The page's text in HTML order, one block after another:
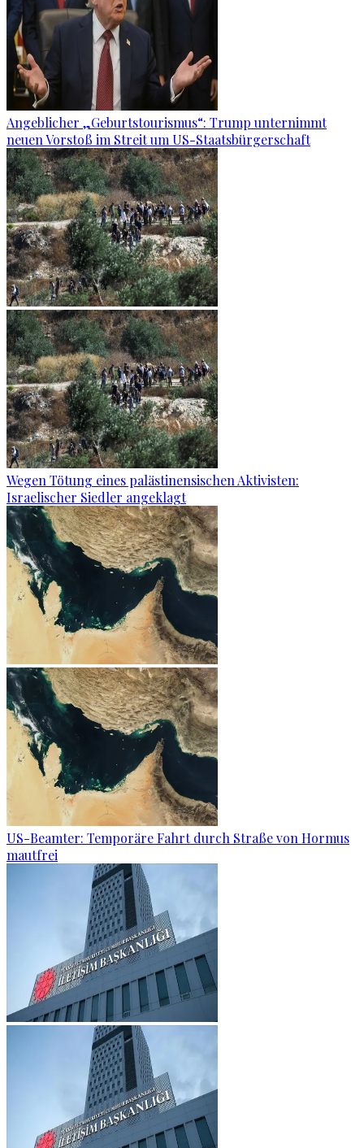
Angeblicher „Geburtstourismus“: Trump unternimmt
neuen Vorstoß im Streit um US-Staatsbürgerschaft
Wegen Tötung eines palästinensischen Aktivisten:
Israelischer Siedler angeklagt
US-Beamter: Temporäre Fahrt durch Straße von Hormus
mautfrei